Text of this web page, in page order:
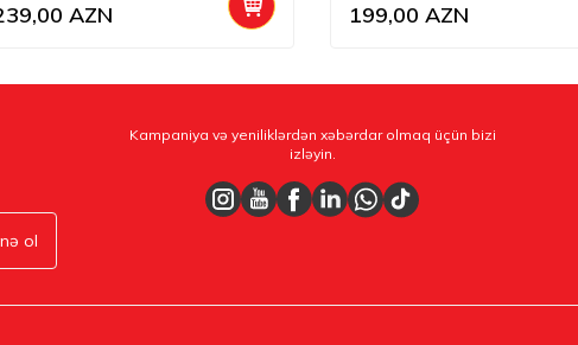
AZN 199,00 AZN
ol
Kampaniya və yeniliklərdən xəbərdar olmaq üçün bizi
izləyin.